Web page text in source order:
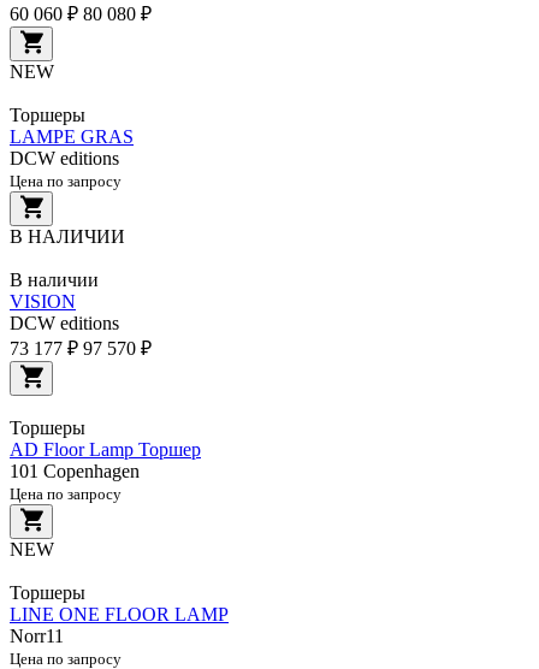
60 060 ₽ 80 080 ₽
NEW
Торшеры
LAMPE GRAS
DCW editions
Цена по запросу
В НАЛИЧИИ
В наличии
VISION
DCW editions
73 177 ₽ 97 570 ₽
Торшеры
AD Floor Lamp Торшер
101 Copenhagen
Цена по запросу
NEW
Торшеры
LINE ONE FLOOR LAMP
Norr11
Цена по запросу